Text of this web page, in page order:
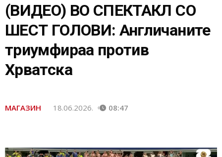
(ВИДЕО) ВО СПЕКТАКЛ СО
ШЕСТ ГОЛОВИ: Англичаните
триумфираа против
Хрватска
МАГАЗИН 18.06.2026. 08:47